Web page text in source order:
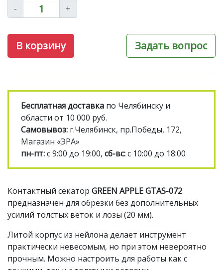
- +
В корзину Задать вопрос
Бесплатная доставка по Челябинску и
области от 10 000 руб.
Самовывоз: г.Челябинск, пр.Победы, 172,
Магазин «ЭРА»
пн-пт:с 9:00 до 19:00, сб-вс:с 10:00 до 18:00
Контактный секатор GREEN APPLE GTAS-072
предназначен для обрезки без дополнительных
усилий толстых веток и лозы (20 мм).
Литой корпус из нейлона делает инструмент
практически невесомым, но при этом невероятно
прочным. Можно настроить для работы как с